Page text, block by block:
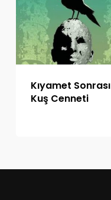
Kıyamet Sonrası
Kuş Cenneti